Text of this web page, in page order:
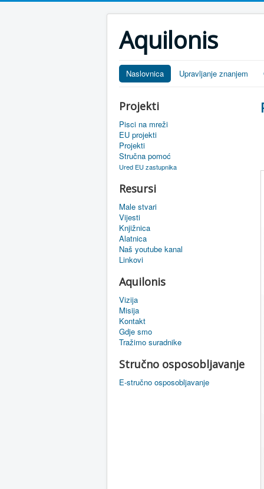
Aquilonis
Naslovnica Upravljanje znanjem
Projekti
Pisci na mreži
EU projekti
Projekti
Stručna pomoć
Ured EU zastupnika
Resursi
Male stvari
Vijesti
Knjižnica
Alatnica
Naš youtube kanal
Linkovi
Aquilonis
Vizija
Misija
Kontakt
Gdje smo
Tražimo suradnike
Stručno osposobljavanje
E-stručno osposobljavanje